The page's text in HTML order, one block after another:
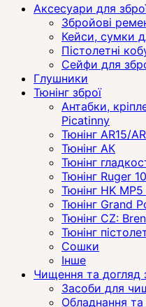
Аксесуари для
Збройові
Кейси, сумки
Пістолетні
Сейфи для
Глушники
Тюнінг зброї
Антабки,
Picatinny
Тюнінг AR15/
Тюнінг АК
Тюнінг
Тюнінг Ruger
Тюнінг HK
Тюнінг Grand
Тюнінг CZ:
Тюнінг
Сошки
Інше
Чищення та догляд
Засоби для
Обладнання та